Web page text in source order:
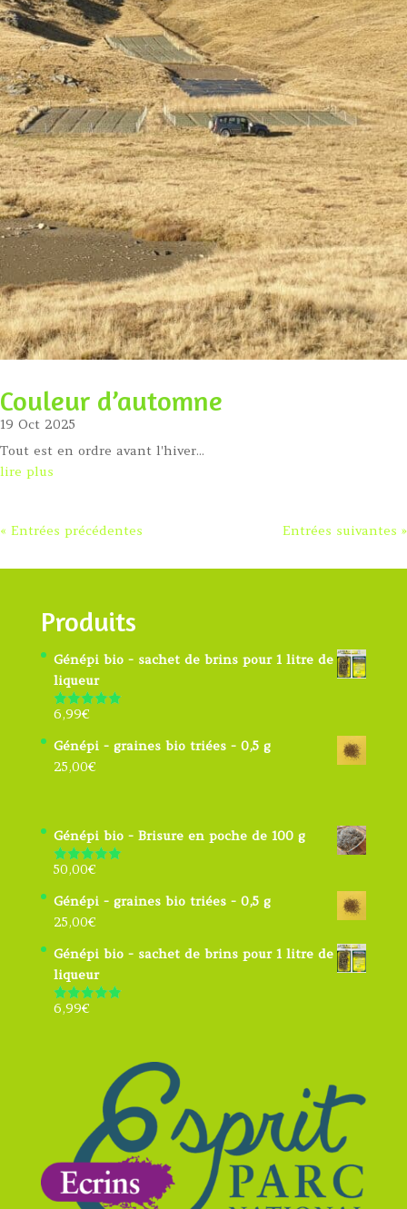
Couleur d’automne
19 Oct 2025
Tout est en ordre avant l'hiver...
lire plus
« Entrées précédentes Entrées suivantes »
Produits
Génépi bio - sachet de brins pour 1 litre de
liqueur
Note4.91
6,99€
Génépi - graines bio triées - 0,5 g
25,00€
Génépi bio - Brisure en poche de 100 g
Note5.00
50,00€
Génépi - graines bio triées - 0,5 g
25,00€
Génépi bio - sachet de brins pour 1 litre de
liqueur
Note4.91
6,99€